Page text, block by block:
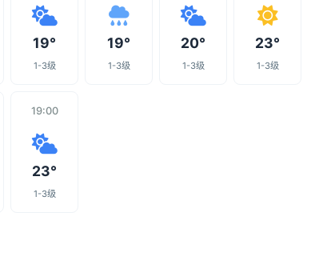
19°
1-3级
19°
1-3级
20°
1-3级
23°
1-3级
19:00
23°
1-3级